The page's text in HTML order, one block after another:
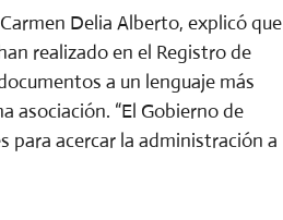
Delia Alberto, explicó que
realizado en el Registro de
a un lenguaje más
asociación. “El Gobierno de
para acercar la administración a